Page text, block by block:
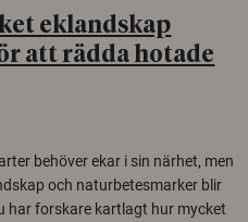
eklandskap
att rädda hotade
behöver ekar i sin närhet, men
och naturbetesmarker blir
har forskare kartlagt hur mycket